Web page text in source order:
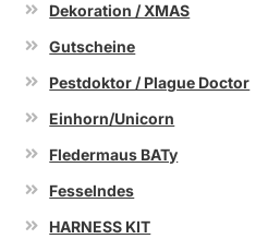
Dekoration / XMAS
Gutscheine
Pestdoktor / Plague Doctor
Einhorn/Unicorn
Fledermaus BATy
Fesselndes
HARNESS KIT